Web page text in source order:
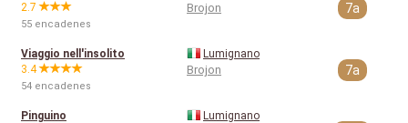
2.7
55 encadenes
Brojon 7a
Viaggio nell'insolito
3.4
54 encadenes
Lumignano
Brojon 7a
Pinguino
Lumignano